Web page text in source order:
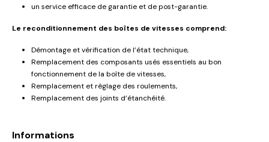
un service efficace de garantie et de post-garantie.
Le reconditionnement des boîtes de vitesses comprend:
Démontage et vérification de l’état technique,
Remplacement des composants usés essentiels au bon
fonctionnement de la boîte de vitesses,
Remplacement et réglage des roulements,
Remplacement des joints d’étanchéité.
Informations